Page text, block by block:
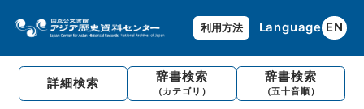
利用方法 Language EN
詳細検索 辞書検索
（カテゴリ）
辞書検索
（五十音順）